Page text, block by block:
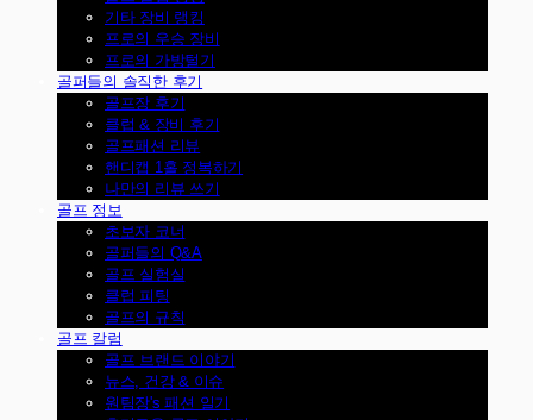
기타 장비 랭킹
프로의 우승 장비
프로의 가방털기
골퍼들의 솔직한 후기
골프장 후기
클럽 & 장비 후기
골프패션 리뷰
핸디캡 1홀 정복하기
나만의 리뷰 쓰기
골프 정보
초보자 코너
골퍼들의 Q&A
골프 실험실
클럽 피팅
골프의 규칙
골프 칼럼
골프 브랜드 이야기
뉴스, 건강 & 이슈
원팀장's 패션 일기